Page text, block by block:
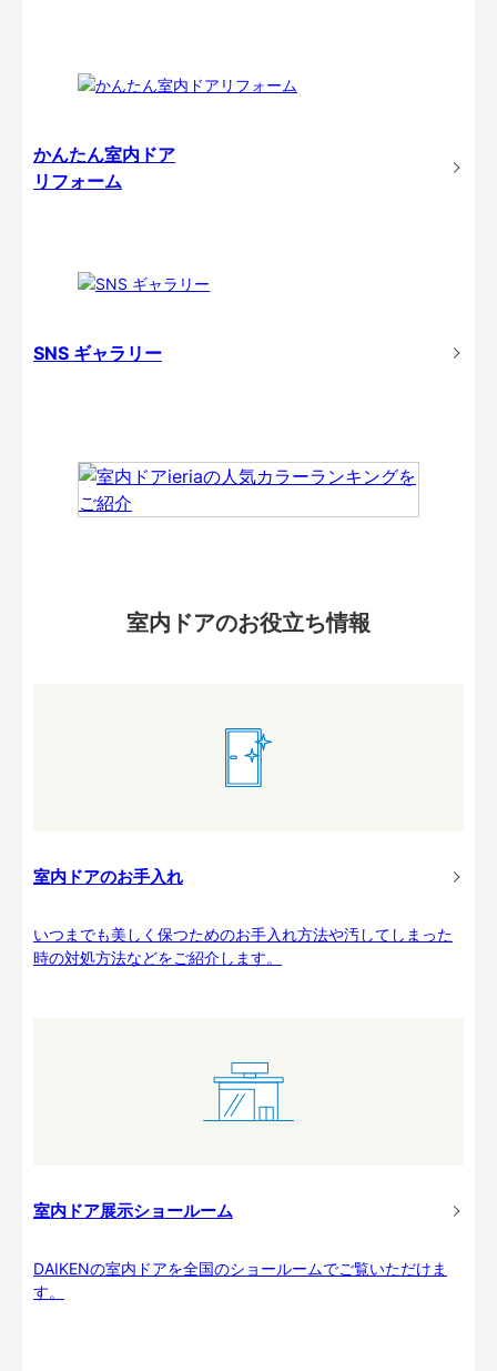
かんたん室内ドア
リフォーム
SNS ギャラリー
室内ドアのお役立ち情報
室内ドアのお手入れ
いつまでも美しく保つためのお手入れ方法や汚してしまった
時の対処方法などをご紹介します。
室内ドア展示ショールーム
DAIKENの室内ドアを全国のショールームでご覧いただけま
す。